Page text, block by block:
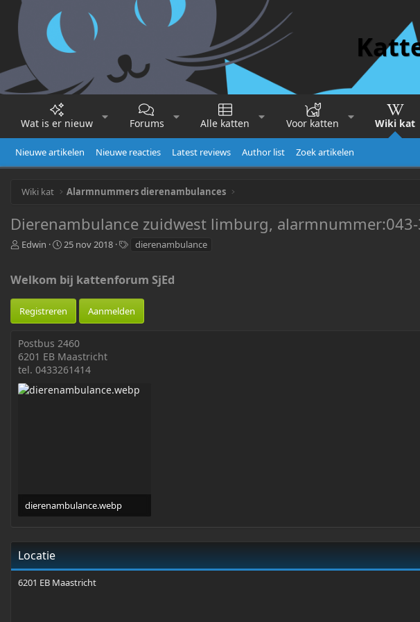
Wat is er nieuw Forums Alle katten Voor katten Wiki kat
Nieuwe artikelen Nieuwe reacties Latest reviews Author list Zoek artikelen
Wiki kat Alarmnummers dierenambulances
Dierenambulance zuidwest limburg,
A
e
r
Edwin
P
l
h
a
t
e
25 nov 2018
s
dierenambulance
Welkom bij kattenforum SjEd
Registreren Aanmelden
Postbus 2460
6201 EB Maastricht
tel. 0433261414
dierenambulance.webp
9,3 KB · Weergaven: 348
Locatie
6201 EB Maastricht